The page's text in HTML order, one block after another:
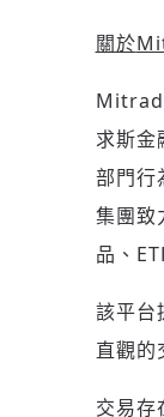
關於
求斯金
部門行
集團致
品、
該平台
直觀的
交易存